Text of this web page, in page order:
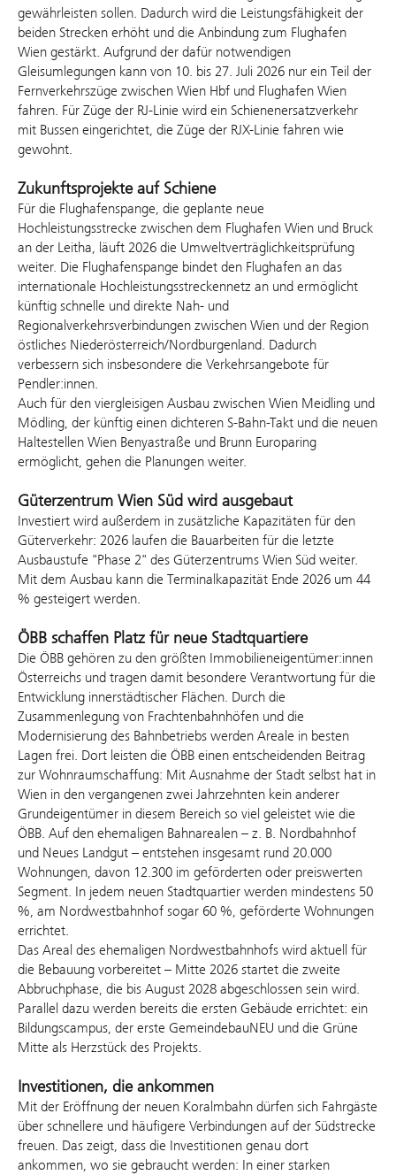
gewährleisten sollen. Dadurch wird die Leistungsfähigkeit der
beiden Strecken erhöht und die Anbindung zum Flughafen
Wien gestärkt. Aufgrund der dafür notwendigen
Gleisumlegungen kann von 10. bis 27. Juli 2026 nur ein Teil der
Fernverkehrszüge zwischen Wien Hbf und Flughafen Wien
fahren. Für Züge der RJ-Linie wird ein Schienenersatzverkehr
mit Bussen eingerichtet, die Züge der RJX-Linie fahren wie
gewohnt.
Zukunftsprojekte auf Schiene
Für die Flughafenspange, die geplante neue
Hochleistungsstrecke zwischen dem Flughafen Wien und Bruck
an der Leitha, läuft 2026 die Umweltverträglichkeitsprüfung
weiter. Die Flughafenspange bindet den Flughafen an das
internationale Hochleistungsstreckennetz an und ermöglicht
künftig schnelle und direkte Nah- und
Regionalverkehrsverbindungen zwischen Wien und der Region
östliches Niederösterreich/Nordburgenland. Dadurch
verbessern sich insbesondere die Verkehrsangebote für
Pendler:innen.
Auch für den viergleisigen Ausbau zwischen Wien Meidling und
Mödling, der künftig einen dichteren S-Bahn-Takt und die neuen
Haltestellen Wien Benyastraße und Brunn Europaring
ermöglicht, gehen die Planungen weiter.
Güterzentrum Wien Süd wird ausgebaut
Investiert wird außerdem in zusätzliche Kapazitäten für den
Güterverkehr: 2026 laufen die Bauarbeiten für die letzte
Ausbaustufe "Phase 2" des Güterzentrums Wien Süd weiter.
Mit dem Ausbau kann die Terminalkapazität Ende 2026 um 44
% gesteigert werden.
ÖBB schaffen Platz für neue Stadtquartiere
Die ÖBB gehören zu den größten Immobilieneigentümer:innen
Österreichs und tragen damit besondere Verantwortung für die
Entwicklung innerstädtischer Flächen. Durch die
Zusammenlegung von Frachtenbahnhöfen und die
Modernisierung des Bahnbetriebs werden Areale in besten
Lagen frei. Dort leisten die ÖBB einen entscheidenden Beitrag
zur Wohnraumschaffung: Mit Ausnahme der Stadt selbst hat in
Wien in den vergangenen zwei Jahrzehnten kein anderer
Grundeigentümer in diesem Bereich so viel geleistet wie die
ÖBB. Auf den ehemaligen Bahnarealen – z. B. Nordbahnhof
und Neues Landgut – entstehen insgesamt rund 20.000
Wohnungen, davon 12.300 im geförderten oder preiswerten
Segment. In jedem neuen Stadtquartier werden mindestens 50
%, am Nordwestbahnhof sogar 60 %, geförderte Wohnungen
errichtet.
Das Areal des ehemaligen Nordwestbahnhofs wird aktuell für
die Bebauung vorbereitet – Mitte 2026 startet die zweite
Abbruchphase, die bis August 2028 abgeschlossen sein wird.
Parallel dazu werden bereits die ersten Gebäude errichtet: ein
Bildungscampus, der erste GemeindebauNEU und die Grüne
Mitte als Herzstück des Projekts.
Investitionen, die ankommen
Mit der Eröffnung der neuen Koralmbahn dürfen sich Fahrgäste
über schnellere und häufigere Verbindungen auf der Südstrecke
freuen. Das zeigt, dass die Investitionen genau dort
ankommen, wo sie gebraucht werden: In einer starken